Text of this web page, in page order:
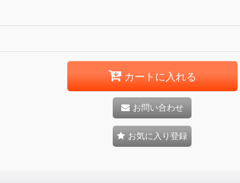
カートに入れる
お問い合わせ
お気に入り登録